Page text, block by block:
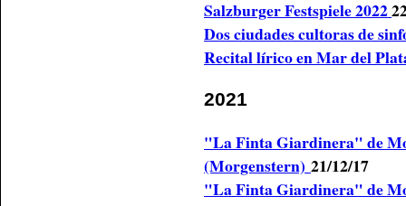
Salzburger Festspiele 2022
Dos ciudades cultoras de
Recital lírico en Mar del
2021
"La Finta Giardinera" de
(Morgenstern) 21/12/17
"La Finta Giardinera" de